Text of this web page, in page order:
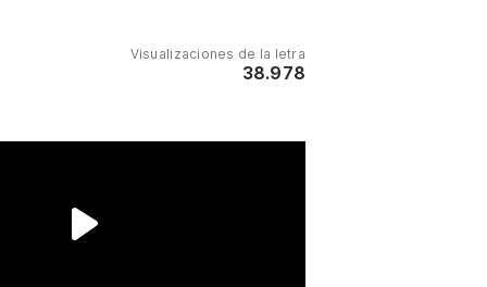
Visualizaciones de la letra
38.978